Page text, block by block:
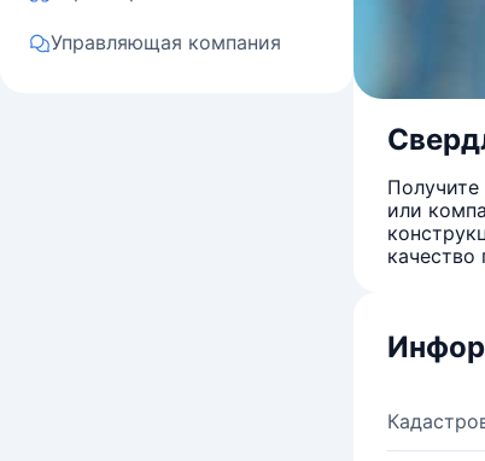
Управляющая компания
или
качество